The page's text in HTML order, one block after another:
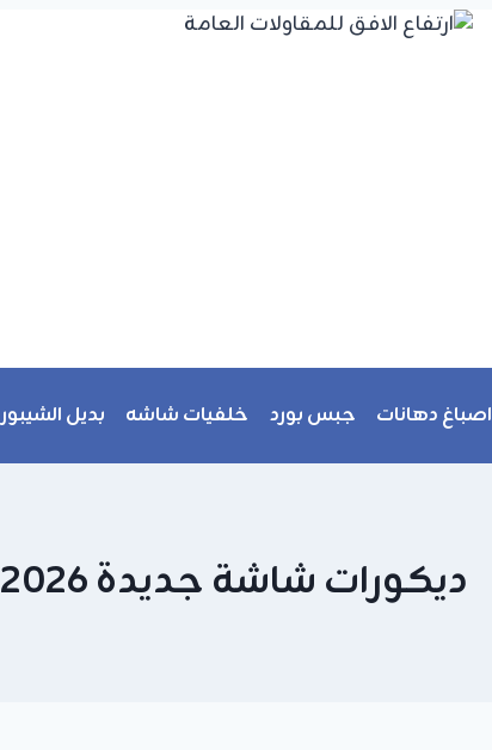
اصباغ دهانات جبس بورد خلفيات شاشه بديل الشيبور
ديكورات شاشة جديدة 2026